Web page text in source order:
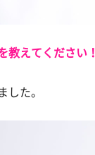
えてください！
した。